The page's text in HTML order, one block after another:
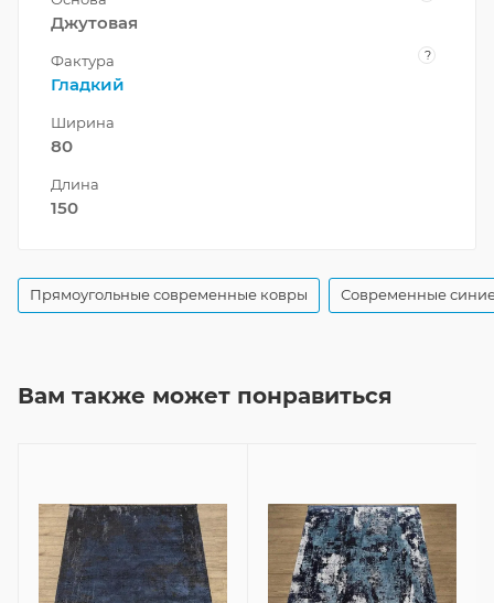
Джутовая
Фактура ?
Гладкий
Ширина
80
Длина
150
Прямоугольные современные ковры Современные
Вам также может понравиться